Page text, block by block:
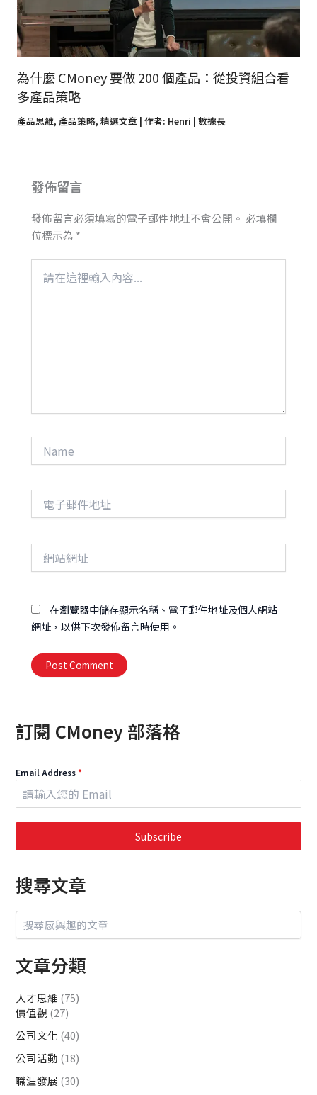
為什麼 CMoney 要做 200 個產品：從投資組合看
多產品策略
產品思維, 產品策略, 精選文章 | 作者: Henri | 數據長
發佈留言
發佈留言必須填寫的電子郵件地址不會公開。 必填欄
位標示為 *
在瀏覽器中儲存顯示名稱、電子郵件地址及個人網站
網址，以供下次發佈留言時使用。
訂閱 CMoney 部落格
Email Address*
Subscribe
搜尋文章
文章分類
人才思維 (75)
價值觀 (27)
公司文化 (40)
公司活動 (18)
職涯發展 (30)